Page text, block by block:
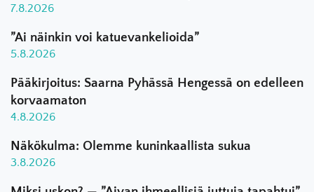
7.8.2026
”Ai näinkin voi katuevankelioida”
5.8.2026
Pääkirjoitus: Saarna Pyhässä Hengessä on edelleen
korvaamaton
4.8.2026
Näkökulma: Olemme kuninkaallista sukua
3.8.2026